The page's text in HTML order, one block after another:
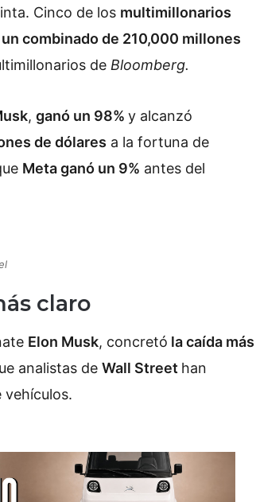
Cinco de los multimillonarios
combinado de 210,000 millones
de Bloomberg.
, ganó un 98% y alcanzó
de dólares a la fortuna de
Meta ganó un 9% antes del
claro
Elon Musk, concretó la caída más
analistas de Wall Street han
vehículos.